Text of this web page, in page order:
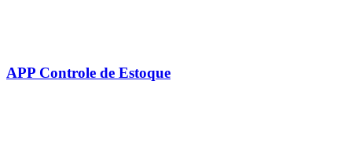
APP Controle de Estoque